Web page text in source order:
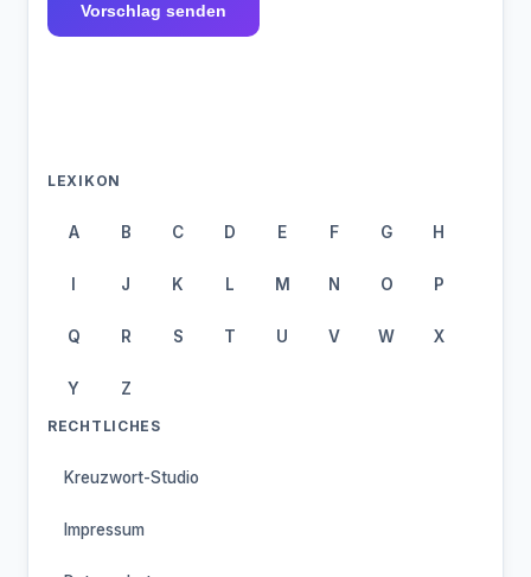
Vorschlag senden
LEXIKON
A B C D E F G H
I J K L M N O P
Q R S T U V W X
Y Z
RECHTLICHES
Kreuzwort-Studio
Impressum